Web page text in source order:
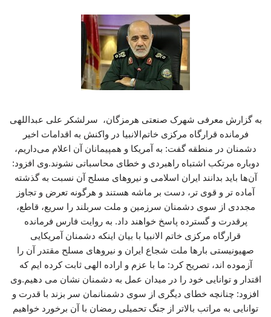
به گزارش معرفی شهرک صنعتی هرمزگان، سرلشکر علی عبداللهی
فرمانده قرارگاه مرکزی خاتم‌الانبیا در واکنش به اقدامات اخیر
دشمنان در منطقه گفت: به آمریکا و همپیمانان آن اعلام می‌داریم،
دوباره مرتکب اشتباه راهبردی و خطای محاسباتی نشوند.وی افزود:
آن‌ها باید بدانند ایران اسلامی و نیروهای مسلح آن نسبت به گذشته
آماده تر و قوی تر، دست بر ماشه هستند و هرگونه تعرض و تجاوز
مجددی از سوی دشمنان سرزمین و ملت سربلند را سریع، قاطع،
پرقدرت و گسترده پاسخ خواهند داد. به روایت فارس فرمانده
قرارگاه مرکزی خاتم الانبیا با بیان اینکه دشمنان آمریکایی
صهیونیستی بارها ملت شجاع ایران و نیروهای مسلح مقتدر آن را
آزموده اند، تصریح کرد: ما با عزم و اراده الهی ثابت کرده ایم که
اقتدار و توانایی خود را در میدان عمل به دشمنان نشان می دهیم.وی
افزود: چنانچه خطای دیگری از سوی دشمنانمان سر بزند با قدرت و
توانایی به مراتب بالاتر از جنگ تحمیلی رمضان با آن برخورد خواهیم